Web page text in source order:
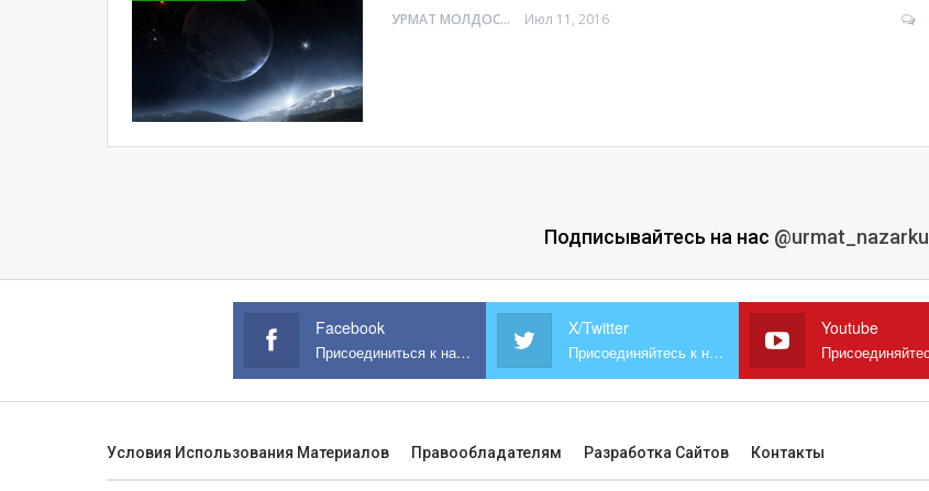
УРМАТ МОЛДОСАНОВ Июл 11, 2016
Подписывайтесь на нас @urmat_nazarkul
Facebook
Присоединиться к нам на Facebook
X/Twitter
Присоединяйтесь к нам в X
Youtube
Условия Использования Материалов Правообладателям Разработка Сайтов Контакты